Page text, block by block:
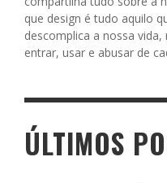
que design é tudo aquilo
descomplica a nossa
entrar, usar e abusar de
ÚLTIMOS